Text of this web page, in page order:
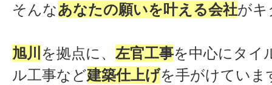
そんなあなたの願いを叶える会社がキ
旭川 を拠点に、 左官工事を中心にタイ
ル工事など建築仕上げを手がけていま